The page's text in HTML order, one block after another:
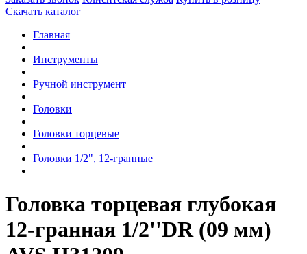
Скачать каталог
Главная
Инструменты
Ручной инструмент
Головки
Головки торцевые
Головки 1/2", 12-гранные
Головка торцевая глубокая
12-гранная 1/2''DR (09 мм)